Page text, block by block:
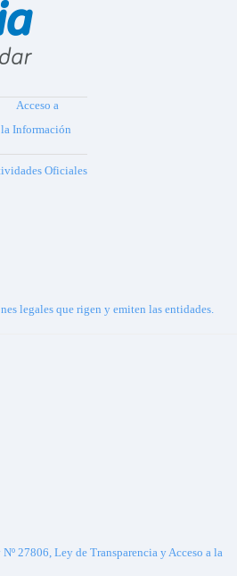
Acceso a
la Información
Oficiales
legales que rigen y emiten las entidades.
27806, Ley de Transparencia y Acceso a la